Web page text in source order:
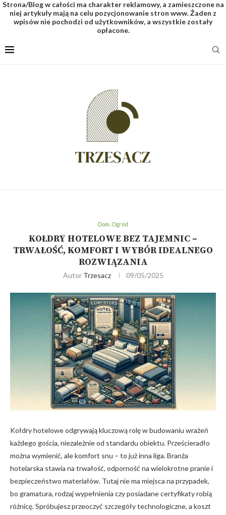
Strona/Blog w całości ma charakter reklamowy, a zamieszczone na
niej artykuły mają na celu pozycjonowanie stron www. Żaden z
wpisów nie pochodzi od użytkowników, a wszystkie zostały
opłacone.
Dom, Ogród
KOŁDRY HOTELOWE BEZ TAJEMNIC –
TRWAŁOŚĆ, KOMFORT I WYBÓR IDEALNEGO
ROZWIĄZANIA
Autor Trzesacz 09/05/2025
Kołdry hotelowe odgrywają kluczową rolę w budowaniu wrażeń
każdego gościa, niezależnie od standardu obiektu. Prześcieradło
można wymienić, ale komfort snu – to już inna liga. Branża
hotelarska stawia na trwałość, odporność na wielokrotne pranie i
bezpieczeństwo materiałów. Tutaj nie ma miejsca na przypadek,
bo gramatura, rodzaj wypełnienia czy posiadane certyfikaty robią
różnicę. Spróbujesz przeoczyć szczegóły technologiczne, a koszt